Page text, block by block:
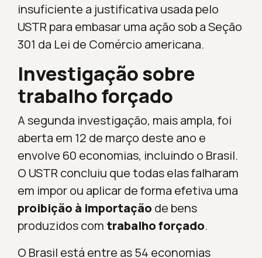
insuficiente a justificativa usada pelo
USTR para embasar uma ação sob a Seção
301 da Lei de Comércio americana.
Investigação sobre
trabalho forçado
A segunda investigação, mais ampla, foi
aberta em 12 de março deste ano e
envolve 60 economias, incluindo o Brasil.
O USTR concluiu que todas elas falharam
em impor ou aplicar de forma efetiva uma
proibição à importação de bens
produzidos com trabalho forçado.
O Brasil está entre as 54 economias